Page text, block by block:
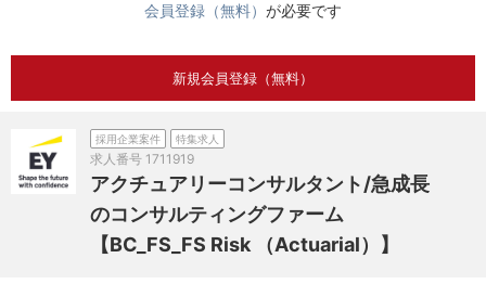
会員登録（無料） が必要です
新規会員登録（無料）
採用企業案件 特集求人
求人番号 1711919
アクチュアリーコンサルタント/急成長
のコンサルティングファーム
【BC_FS_FS Risk （Actuarial）】